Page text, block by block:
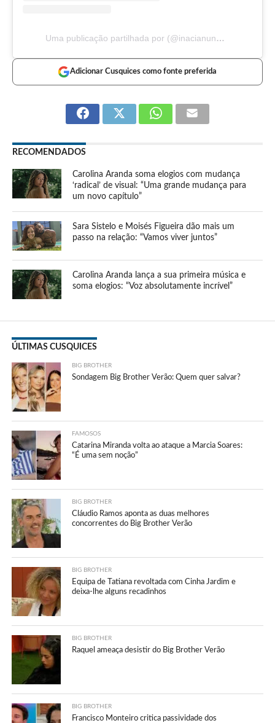
Uma publicação partilhada por (@inacianuness)
Adicionar Cusquices como fonte preferida
RECOMENDADOS
Carolina Aranda soma elogios com mudança
‘radical’ de visual: “Uma grande mudança para
um novo capítulo”
Sara Sistelo e Moisés Figueira dão mais um
passo na relação: “Vamos viver juntos”
Carolina Aranda lança a sua primeira música e
soma elogios: “Voz absolutamente incrível”
ÚLTIMAS CUSQUICES
BIG BROTHER
Sondagem Big Brother Verão: Quem quer salvar?
FAMOSOS
Catarina Miranda volta ao ataque a Marcia Soares:
“É uma sem noção”
BIG BROTHER
Cláudio Ramos aponta as duas melhores
concorrentes do Big Brother Verão
BIG BROTHER
Equipa de Tatiana revoltada com Cinha Jardim e
deixa-lhe alguns recadinhos
BIG BROTHER
Raquel ameaça desistir do Big Brother Verão
BIG BROTHER
Francisco Monteiro critica passividade dos